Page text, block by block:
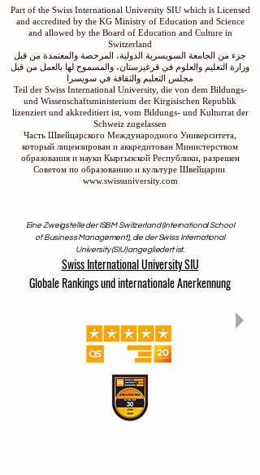
Part of the Swiss International University SIU which is Licensed
and accredited by the KG Ministry of Education and Science
and allowed by the Board of Education and Culture in
Switzerland
جزء من الجامعة السويسرية الدولية، المرخصة والمعتمدة من قبل
وزارة التعليم والعلوم في قرغيزستان، والمسموح لها بالعمل من قبل
مجلس التعليم والثقافة في سويسرا
Teil der Swiss International University, die von dem Bildungs-
und Wissenschaftsministerium der Kirgisischen Republik
lizenziert und akkreditiert ist, vom Bildungs- und Kulturrat der
Schweiz zugelassen
Часть Швейцарского Международного Университета,
который лицензирован и аккредитован Министерством
образования и науки Кыргызской Республики, разрешен
Советом по образованию и культуре Швейцарии
www.swissuniversity.com
Eine Zweigstelle der ISBM Switzerland (International School
of Business Management), die der Swiss International
University (SIU) angegliedert ist.
Swiss International University SIU
Globale Rankings und internationale Anerkennung